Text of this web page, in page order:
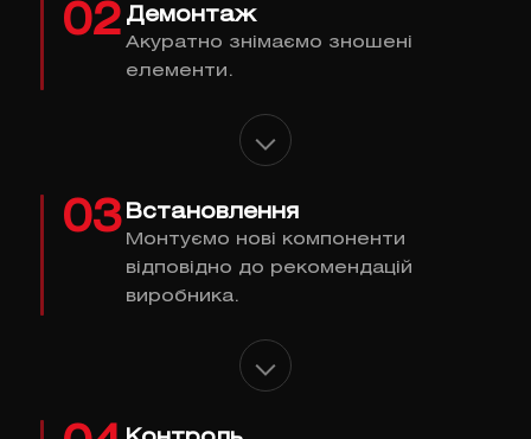
02 Демонтаж
Акуратно знімаємо зношені
елементи.
03 Встановлення
Монтуємо нові компоненти
відповідно до рекомендацій
виробника.